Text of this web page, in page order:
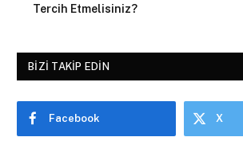
Tercih Etmelisiniz?
BIZI TAKIP EDIN
Facebook X